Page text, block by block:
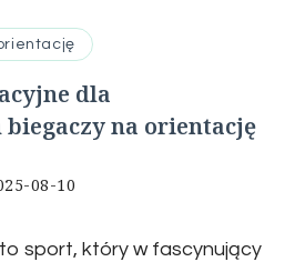
dla
na orientację
08-10
sport, który w fascynujący